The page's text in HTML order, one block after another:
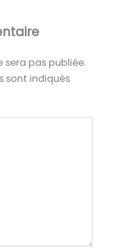
pas publiée.
sont indiqués